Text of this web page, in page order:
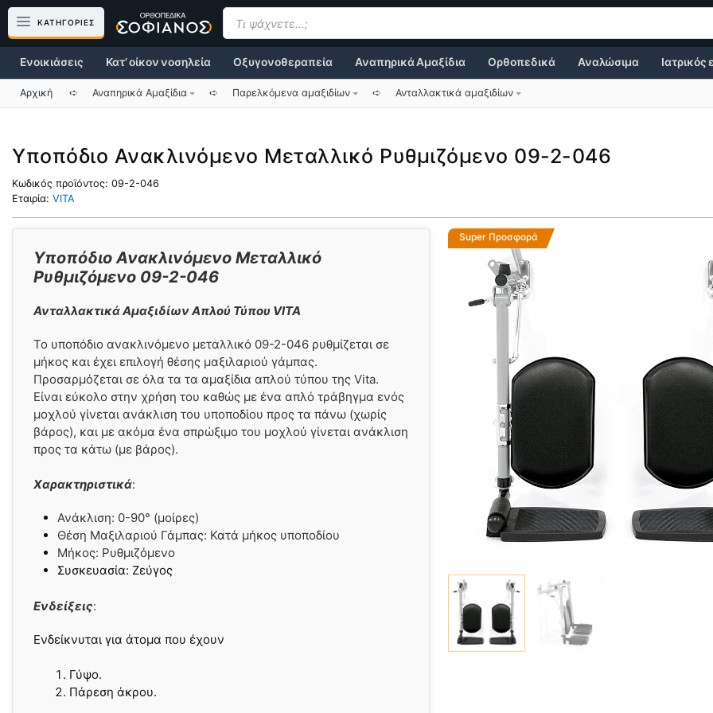
Μετάβαση
περιεχόμενο
ΚΑΤΗΓΟΡΙΕΣ
Products
search
Κατ’ οίκον νοσηλεία Οξυγονοθεραπεία Αναπηρικά Αμαξίδια
Ενοικιάσεις Ορθοπεδικά Αναλώσιμα Ιατρικός
Αρχική ➪ Αναπηρικά Αμαξίδια ➪ Παρελκόμενα αμαξιδίων ➪ Ανταλλακτικά αμαξιδίων
Υποπόδιο Ανακλινόμενο Μεταλλικό Ρυθμιζόμενο 09-2-046
Κωδικός προϊόντος: 09-2-046
Εταιρία: VITA
Υποπόδιο Ανακλινόμενο Μεταλλικό
Ρυθμιζόμενο 09-2-046
Ανταλλακτικά Αμαξιδίων Απλού Τύπου VITA
Το υποπόδιο ανακλινόμενο μεταλλικό 09-2-046 ρυθμίζεται σε
μήκος και έχει επιλογή θέσης μαξιλαριού γάμπας.
Προσαρμόζεται σε όλα τα τα αμαξίδια απλού τύπου της Vita.
Είναι εύκολο στην χρήση του καθώς με ένα απλό τράβηγμα ενός
μοχλού γίνεται ανάκλιση του υποποδίου προς τα πάνω (χωρίς
βάρος), και με ακόμα ένα σπρώξιμο του μοχλού γίνεται ανάκλιση
προς τα κάτω (με βάρος).
Χαρακτηριστικά:
Ανάκλιση: 0-90° (μοίρες)
Θέση Μαξιλαριού Γάμπας: Κατά μήκος υποποδίου
Μήκος: Ρυθμιζόμενο
Συσκευασία: Ζεύγος
Ενδείξεις:
Ενδείκνυται για άτομα που έχουν
Γύψο.
Πάρεση άκρου.
Super Προσφορά